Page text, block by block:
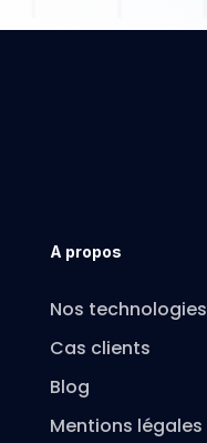
A propos
Nos technologies
Cas clients
Blog
Mentions légales